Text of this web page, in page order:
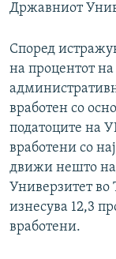
Државниот
Според
на процентот
вработен со
податоците на
вработени со
движи нешто
Универзитет во
изнесува 12,3
вработени.